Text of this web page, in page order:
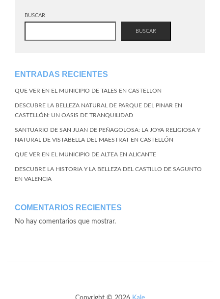
BUSCAR
BUSCAR
ENTRADAS RECIENTES
QUE VER EN EL MUNICIPIO DE TALES EN CASTELLON
DESCUBRE LA BELLEZA NATURAL DE PARQUE DEL PINAR EN
CASTELLÓN: UN OASIS DE TRANQUILIDAD
SANTUARIO DE SAN JUAN DE PEÑAGOLOSA: LA JOYA RELIGIOSA Y
NATURAL DE VISTABELLA DEL MAESTRAT EN CASTELLÓN
QUE VER EN EL MUNICIPIO DE ALTEA EN ALICANTE
DESCUBRE LA HISTORIA Y LA BELLEZA DEL CASTILLO DE SAGUNTO
EN VALENCIA
COMENTARIOS RECIENTES
No hay comentarios que mostrar.